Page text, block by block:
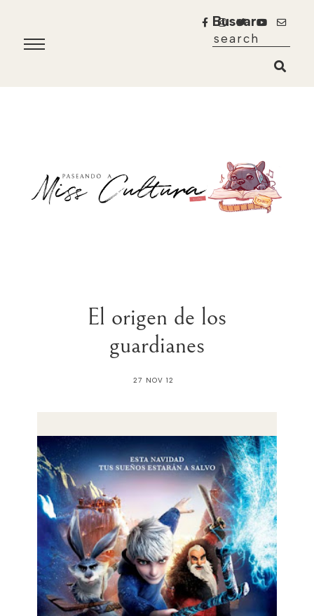
Buscar
El origen de los
guardianes
27 NOV 12